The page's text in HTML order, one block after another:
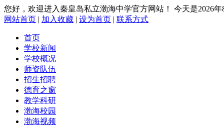
您好，欢迎进入秦皇岛私立渤海中学官方网站！ 今天是2026
网站首页 | 加入收藏 | 设为首页 | 联系方式
首页
学校新闻
学校概况
师资队伍
招生招聘
德育之窗
教学科研
渤海校园
渤海视频